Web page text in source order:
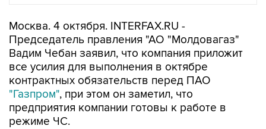
Москва. 4 октября. INTERFAX.RU -
Председатель правления "АО "Молдовагаз"
Вадим Чебан заявил, что компания приложит
все усилия для выполнения в октябре
контрактных обязательств перед ПАО
"Газпром", при этом он заметил, что
предприятия компании готовы к работе в
режиме ЧС.